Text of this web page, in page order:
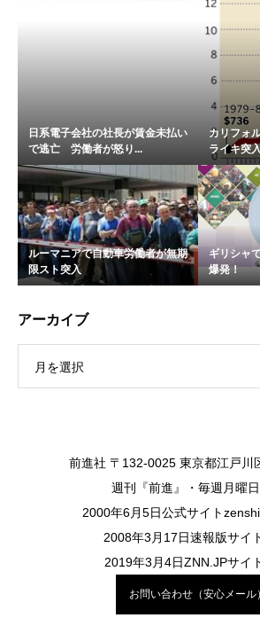
日系電子会社の社長が賃金未払い
で逃亡 労働者が怒り...
カリフォ
ライキ突
ルーマニアで自動車労働者が無期
限スト突入
ギリシャ
爆発！
アーカイブ
月を選択
前進社 〒132-0025 東京都江戸川
週刊『前進』・毎週月曜
2000年6月5日公式サイト
2008年3月17日速報版サイ
2019年3月4日ZNN.JPサイ
お問い合わせ（安心メール）